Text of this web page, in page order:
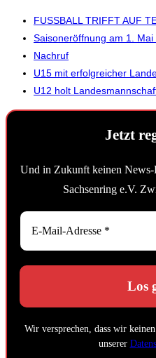
FUSSBALL TRIFFT AUF
Saisoneröffnung am 1. Mai
Nachruf
U15 mit erfolgreicher
U12 holt
Jetzt
Und in Zukunft keinen
Sachsenring e.V.
Wir versprechen, dass wir
unserer